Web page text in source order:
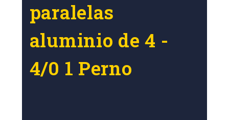
paralelas
aluminio de 4 -
4/0 1 Perno